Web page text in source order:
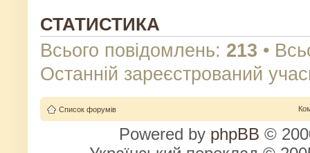
СТАТИСТИКА
Всього повідомлень: 213 •
Останній зареєстрований
Список форумів
Powered by phpBB ©